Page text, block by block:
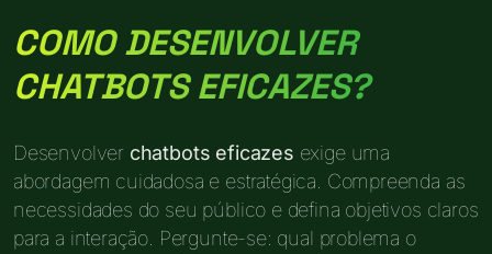
COMO DESENVOLVER
CHATBOTS EFICAZES?
Desenvolver chatbots eficazes exige uma
abordagem cuidadosa e estratégica. Compreenda as
necessidades do seu público e defina objetivos claros
para a interação. Pergunte-se: qual problema o